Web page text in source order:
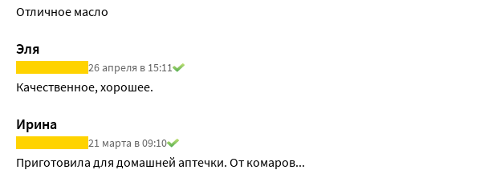
Отличное масло
Эля
26 апреля в 15:11
Качественное, хорошее.
Ирина
21 марта в 09:10
Приготовила для домашней аптечки. От комаров...